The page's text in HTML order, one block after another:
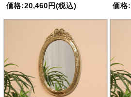
価格:20,460円(税込)
価格